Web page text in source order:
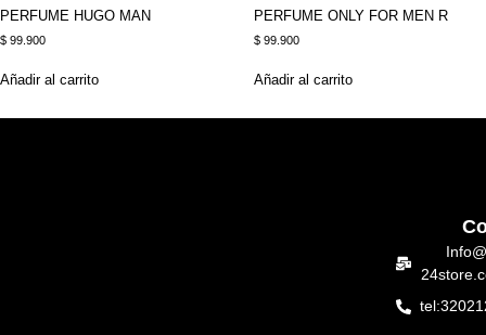
PERFUME HUGO MAN
$ 99.900
Añadir al carrito
PERFUME ONLY FOR MEN R
$ 99.900
Añadir al carrito